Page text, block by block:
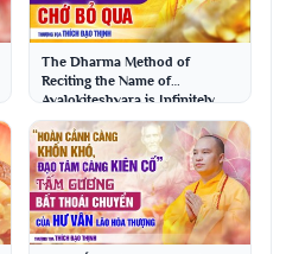
The Dharma Method of
Reciting the Name of
Avalokiteshvara is Infinitely
Miraculous! Those with th...